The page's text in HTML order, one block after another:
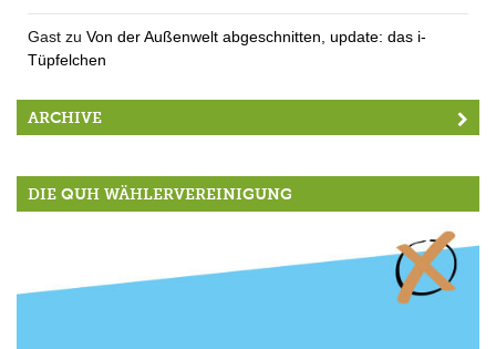
Gast zu Von der Außenwelt abgeschnitten, update: das i-
Tüpfelchen
ARCHIVE
DIE QUH WÄHLERVEREINIGUNG